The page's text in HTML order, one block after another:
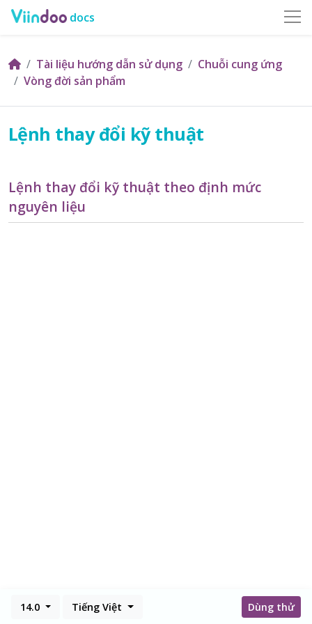
14.0 Tiếng Việt Dùng thử
docs
Tài liệu hướng dẫn sử dụng
Chuỗi cung ứng
Vòng đời sản phẩm
Lệnh thay đổi kỹ thuật
Lệnh thay đổi kỹ thuật theo định mức
nguyên liệu